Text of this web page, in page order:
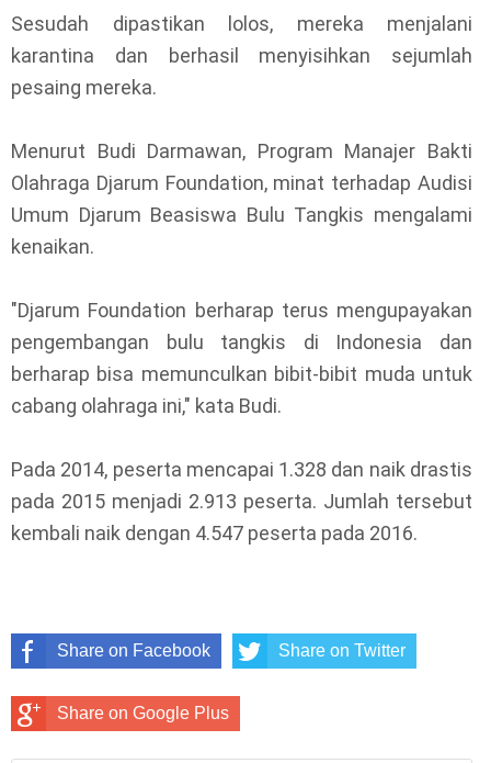
Sesudah dipastikan lolos, mereka menjalani
karantina dan berhasil menyisihkan sejumlah
pesaing mereka.
Menurut Budi Darmawan, Program Manajer Bakti
Olahraga Djarum Foundation, minat terhadap Audisi
Umum Djarum Beasiswa Bulu Tangkis mengalami
kenaikan.
"Djarum Foundation berharap terus mengupayakan
pengembangan bulu tangkis di Indonesia dan
berharap bisa memunculkan bibit-bibit muda untuk
cabang olahraga ini," kata Budi.
Pada 2014, peserta mencapai 1.328 dan naik drastis
pada 2015 menjadi 2.913 peserta. Jumlah tersebut
kembali naik dengan 4.547 peserta pada 2016.
Share on Facebook Share on Twitter
Share on Google Plus